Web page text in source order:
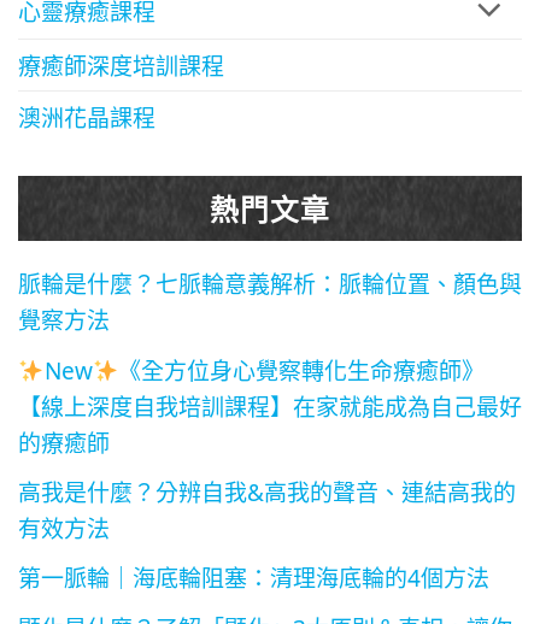
心靈療癒課程
療癒師深度培訓課程
澳洲花晶課程
熱門文章
脈輪是什麼？七脈輪意義解析：脈輪位置、顏色與
覺察方法
New
《全方位身心覺察轉化生命療癒師》
【線上深度自我培訓課程】在家就能成為自己最好
的療癒師
高我是什麼？分辨自我&高我的聲音、連結高我的
有效方法
第一脈輪｜海底輪阻塞：清理海底輪的4個方法